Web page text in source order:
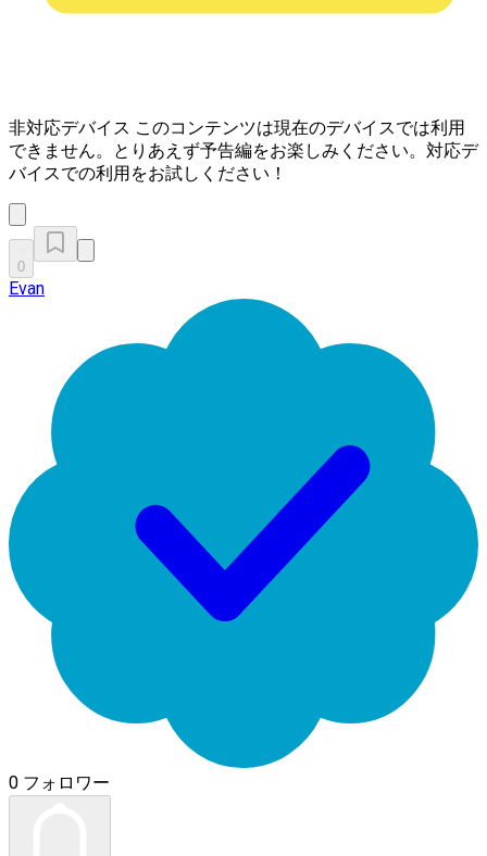
非対応デバイス このコンテンツは現在のデバイスでは利用
できません。とりあえず予告編をお楽しみください。対応デ
バイスでの利用をお試しください！
0
Evan
0 フォロワー